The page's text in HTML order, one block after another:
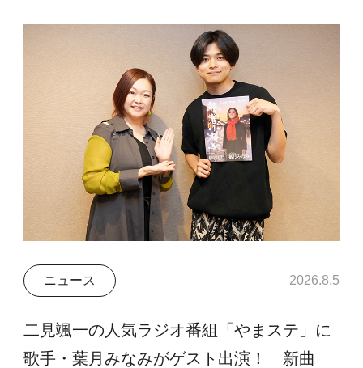
ニュース 2026.8.5
二見颯一の人気ラジオ番組「やまステ」に
歌手・葉月みなみがゲスト出演！ 新曲